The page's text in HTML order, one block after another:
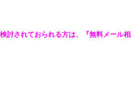
されておられる方は、『無料メール相